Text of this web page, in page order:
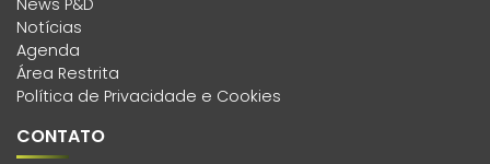
Notícias
Agenda
Área Restrita
Política de Privacidade e Cookies
CONTATO